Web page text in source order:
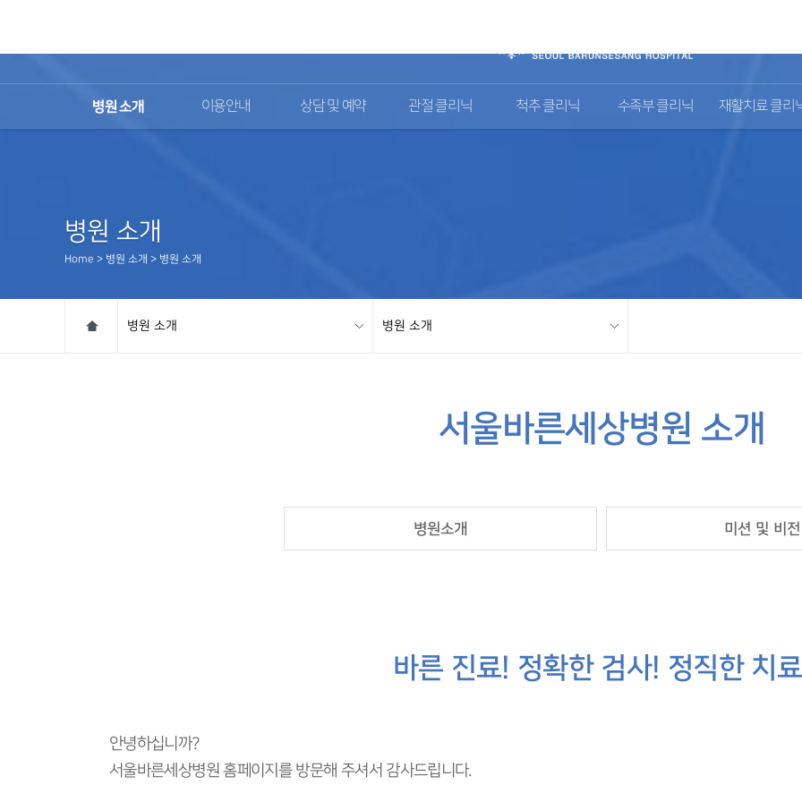
병원 소개 이용안내 상담 및 예약 관절 클리닉 척추 클리닉 수족부 클리닉 재활치료 클리
병원 소개
Home > 병원 소개 > 병원 소개
병원 소개 병원 소개
서울바른세상병원 소개
바른 진료! 정확한 검사! 정직한 치
안녕하십니까?
서울바른세상병원 홈페이지를 방문해 주셔서 감사드립니다.